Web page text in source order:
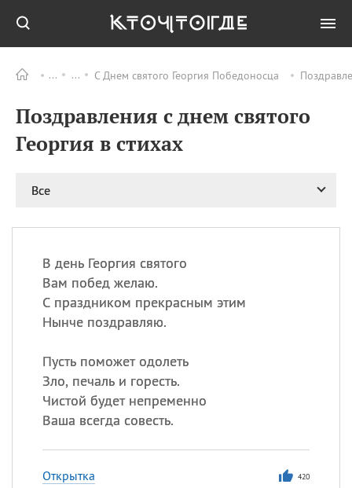
С Днем святого Георгия Победоносца
Поздравления с днем святого
Георгия в стихах
Все
В день Георгия святого
Вам побед желаю.
С праздником прекрасным этим
Нынче поздравляю.
Пусть поможет одолеть
Зло, печаль и горесть.
Чистой будет непременно
Ваша всегда совесть.
Открытка 420
ПРАЗДНИКИ Все
09.08 День памяти жертв
день
(Smokey Bear Day)
Сегодня празднуют именины